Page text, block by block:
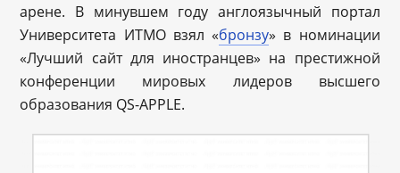
арене. В минувшем году англоязычный портал
Университета ИТМО взял «бронзу» в номинации
«Лучший сайт для иностранцев» на престижной
конференции мировых лидеров высшего
образования QS-APPLE.